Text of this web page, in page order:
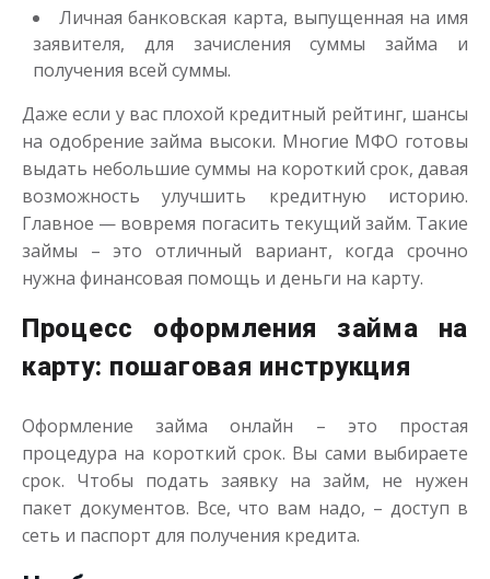
Получить
Деньги до зарплаты
Срок от 1 до 21 дня
Получить
Личная банковская карта, выпущенная на имя
заявителя, для зачисления суммы займа и
получения всей суммы.
Даже если у вас плохой кредитный рейтинг, шансы
на одобрение займа высоки. Многие МФО готовы
выдать небольшие суммы на короткий срок, давая
возможность улучшить кредитную историю.
Главное — вовремя погасить текущий займ. Такие
займы – это отличный вариант, когда срочно
нужна финансовая помощь и деньги на карту.
Процесс оформления займа на
карту: пошаговая инструкция
Оформление займа онлайн – это простая
процедура на короткий срок. Вы сами выбираете
срок. Чтобы подать заявку на займ, не нужен
пакет документов. Все, что вам надо, – доступ в
сеть и паспорт для получения кредита.